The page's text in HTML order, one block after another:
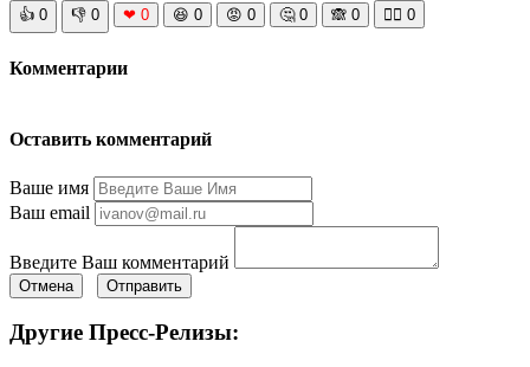
👍 0 👎 0 ❤ 0 😆 0 😡 0 🤔 0 🙈 0 🧘‍♀️ 0
Комментарии
Оставить комментарий
Ваше имя
Ваш email
Введите Ваш комментарий
Отмена Отправить
Другие Пресс-Релизы: